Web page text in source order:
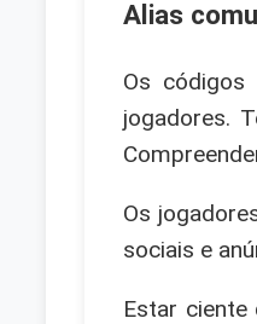
Alias
Os códigos
jogadores.
Os
sociais e
Estar